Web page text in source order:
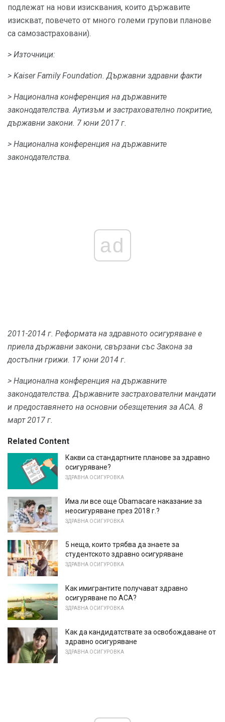
подлежат на нови изисквания, които държавите
изискват, повечето от много големи групови планове
са самозастраховани).
> Източници:
> Kaiser Family Foundation. Държавни здравни факти
> Национална конференция на държавните
законодателства. Аутизъм и застрахователно покритие,
държавни закони. 7 юни 2017 г.
> Национална конференция на държавните
законодателства.
ad
2011-2014 г. Реформата на здравното осигуряване е
приела държавни закони, свързани със Закона за
достъпни грижи. 17 юни 2014 г.
> Национална конференция на държавните
законодателства. Държавните застрахователни мандати
и предоставянето на основни обезщетения за ACA. 8
март 2017 г.
Related Content
Какви са стандартните планове за здравно
осигуряване?
ЗДРАВНА ОСИГУРОВКА
Има ли все още Obamacare наказание за
неосигуряване през 2018 г.?
ЗДРАВНА ОСИГУРОВКА
5 неща, които трябва да знаете за
студентското здравно осигуряване
ЗДРАВНА ОСИГУРОВКА
Как имигрантите получават здравно
осигуряване по ACA?
ЗДРАВНА ОСИГУРОВКА
Как да кандидатствате за освобождаване от
здравно осигуряване
ЗДРАВНА ОСИГУРОВКА